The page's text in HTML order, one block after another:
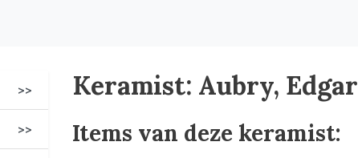
>>
>>
Keramist: Aubry, Edgar
Items van deze keramist: